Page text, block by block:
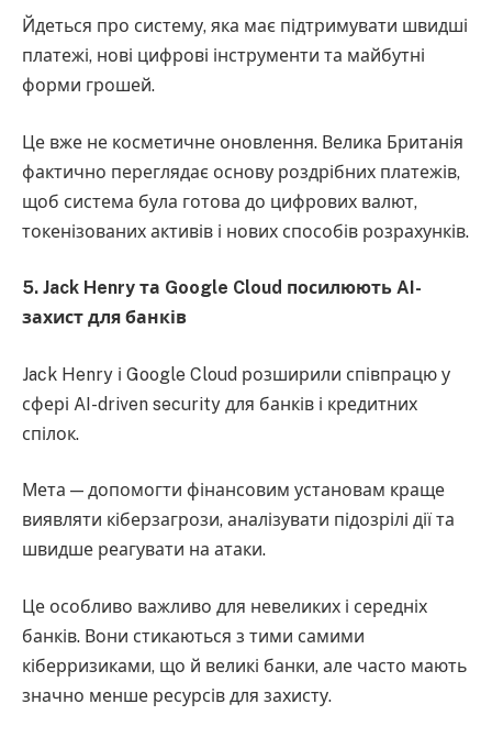
Йдеться про систему, яка має підтримувати швидші
платежі, нові цифрові інструменти та майбутні
форми грошей.
Це вже не косметичне оновлення. Велика Британія
фактично переглядає основу роздрібних платежів,
щоб система була готова до цифрових валют,
токенізованих активів і нових способів розрахунків.
5. Jack Henry та Google Cloud посилюють AI-
захист для банків
Jack Henry і Google Cloud розширили співпрацю у
сфері AI-driven security для банків і кредитних
спілок.
Мета — допомогти фінансовим установам краще
виявляти кіберзагрози, аналізувати підозрілі дії та
швидше реагувати на атаки.
Це особливо важливо для невеликих і середніх
банків. Вони стикаються з тими самими
кіберризиками, що й великі банки, але часто мають
значно менше ресурсів для захисту.